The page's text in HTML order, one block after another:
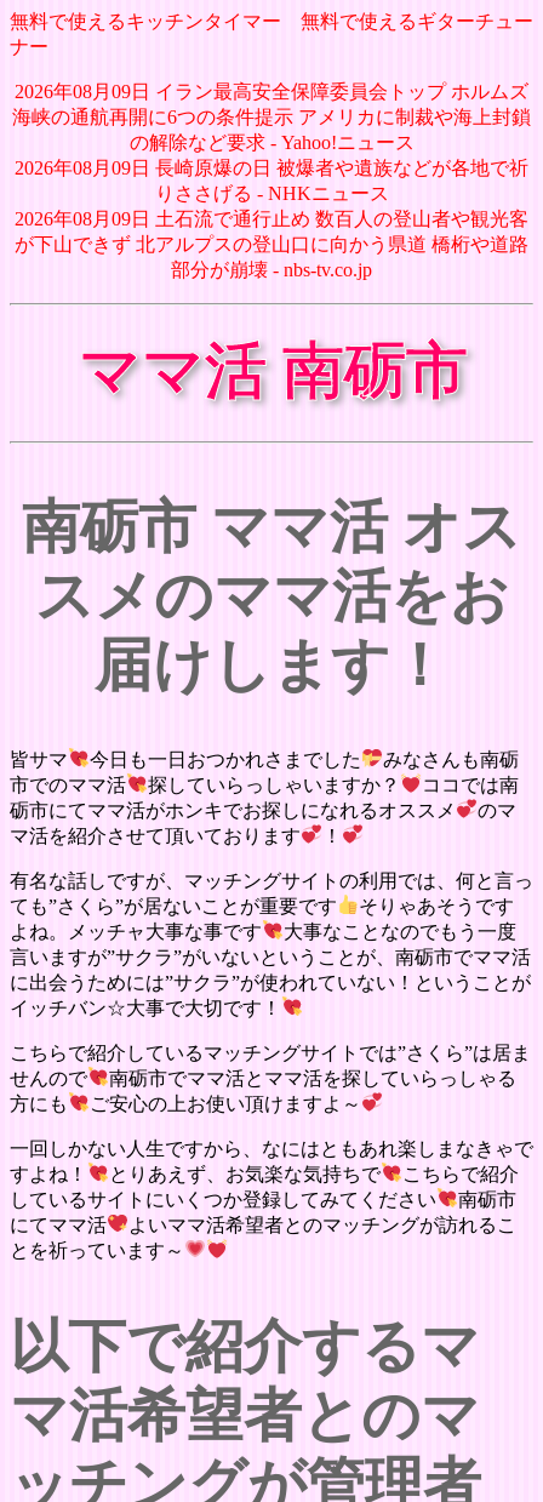
無料で使えるキッチンタイマー
無料で使えるギターチュー
ナー
2026年08月09日 イラン最高安全保障委員会トップ ホルムズ
海峡の通航再開に6つの条件提示 アメリカに制裁や海上封鎖
の解除など要求 - Yahoo!ニュース
2026年08月09日 長崎原爆の日 被爆者や遺族などが各地で祈
りささげる - NHKニュース
2026年08月09日 土石流で通行止め 数百人の登山者や観光客
が下山できず 北アルプスの登山口に向かう県道 橋桁や道路
部分が崩壊 - nbs-tv.co.jp
ママ活 南砺市
南砺市 ママ活 オス
スメのママ活をお
届けします！
皆サマ 今日も一日おつかれさまでした
みなさんも南砺
市でのママ活
探していらっしゃいますか？
ココでは南
砺市にてママ活がホンキでお探しになれるオススメ
のマ
マ活を紹介させて頂いております
！
有名な話しですが、マッチングサイトの利用では、何と言っ
ても”さくら”が居ないことが重要です
そりゃあそうです
よね。メッチャ大事な事です
大事なことなのでもう一度
言いますが”サクラ”がいないということが、南砺市でママ活
に出会うためには”サクラ”が使われていない！ということが
イッチバン☆大事で大切です！
こちらで紹介しているマッチングサイトでは”さくら”は居ま
せんので
南砺市でママ活とママ活を探していらっしゃる
方にも
ご安心の上お使い頂けますよ～
一回しかない人生ですから、なにはともあれ楽しまなきゃで
すよね！
とりあえず、お気楽な気持ちで
こちらで紹介
しているサイトにいくつか登録してみてください
南砺市
にてママ活
よいママ活希望者とのマッチングが訪れるこ
とを祈っています～
以下で紹介するマ
マ活希望者とのマ
ッチングが管理者